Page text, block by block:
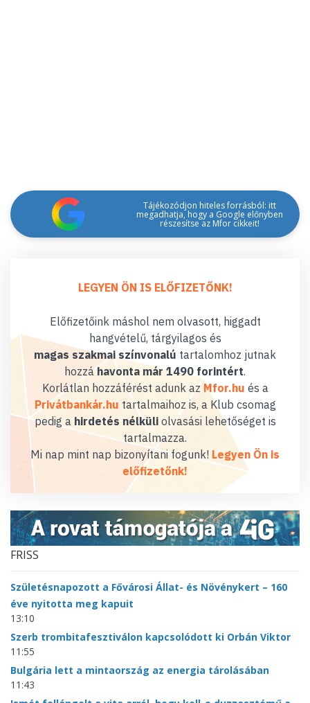
Tájékozódjon hiteles forrásból: itt
megadhatja, hogy a Google előnyben
részesítse az Mfor cikkeit!
LEGYEN ÖN IS ELŐFIZETŐNK!
Előfizetőink máshol nem olvasott, higgadt
hangvételű, tárgyilagos és
magas szakmai színvonalú tartalomhoz jutnak
hozzáhavonta már 1490 forintért.
Korlátlan hozzáférést adunk az Mfor.hu és a
Privátbankár.hu tartalmaihoz is, a Klub csomag
pedig a hirdetés nélküliolvasási lehetőséget is
tartalmazza.
Mi nap mint nap bizonyítani fogunk! Legyen Ön is
előfizetőnk!
FRISS
Születésnapozott a Fővárosi Állat- és Növénykert – 160
éve nyitotta meg kapuit
13:10
Szerb trombitafesztiválon kapcsolódott ki Orbán Viktor
11:55
Bulgária lett a mintaország az energia tárolásában
11:43